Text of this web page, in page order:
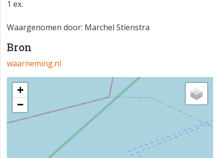
1 ex.
Waargenomen door: Marchel Stienstra
Bron
waarneming.nl
+
−